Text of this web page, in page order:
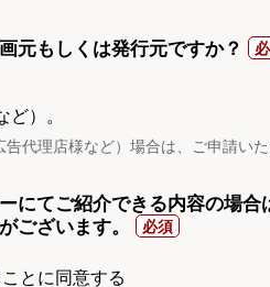
元もしくは発行元ですか？
）。
代理店様など）場合は、ご申請いた
にてご紹介できる内容の場合
ございます。
とに同意する